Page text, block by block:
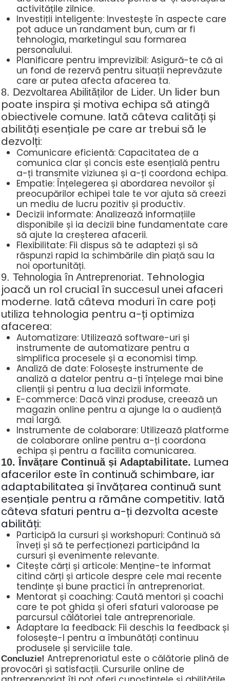
activitățile zilnice.
Investiții inteligente: Investește în aspecte care
pot aduce un randament bun, cum ar fi
tehnologia, marketingul sau formarea
personalului.
Planificare pentru imprevizibil: Asigură-te că ai
un fond de rezervă pentru situații neprevăzute
care ar putea afecta afacerea ta.
8. Dezvoltarea Abilităților de Lider. Un lider bun
poate inspira și motiva echipa să atingă
obiectivele comune. Iată câteva calități și
abilități esențiale pe care ar trebui să le
dezvolți:
Comunicare eficientă: Capacitatea de a
comunica clar și concis este esențială pentru
a-ți transmite viziunea și a-ți coordona echipa.
Empatie: Înțelegerea și abordarea nevoilor și
preocupărilor echipei tale te vor ajuta să creezi
un mediu de lucru pozitiv și productiv.
Decizii informate: Analizează informațiile
disponibile și ia decizii bine fundamentate care
să ajute la creșterea afacerii.
Flexibilitate: Fii dispus să te adaptezi și să
răspunzi rapid la schimbările din piață sau la
noi oportunități.
9. Tehnologia în Antreprenoriat. Tehnologia
joacă un rol crucial în succesul unei afaceri
moderne. Iată câteva moduri în care poți
utiliza tehnologia pentru a-ți optimiza
afacerea:
Automatizare: Utilizează software-uri și
instrumente de automatizare pentru a
simplifica procesele și a economisi timp.
Analiză de date: Folosește instrumente de
analiză a datelor pentru a-ți înțelege mai bine
clienții și pentru a lua decizii informate.
E-commerce: Dacă vinzi produse, creează un
magazin online pentru a ajunge la o audiență
mai largă.
Instrumente de colaborare: Utilizează platforme
de colaborare online pentru a-ți coordona
echipa și pentru a facilita comunicarea.
10. Învățare Continuă și Adaptabilitate. Lumea
afacerilor este în continuă schimbare, iar
adaptabilitatea și învățarea continuă sunt
esențiale pentru a rămâne competitiv. Iată
câteva sfaturi pentru a-ți dezvolta aceste
abilități:
Participă la cursuri și workshopuri: Continuă să
înveți și să te perfecționezi participând la
cursuri și evenimente relevante.
Citește cărți și articole: Menține-te informat
citind cărți și articole despre cele mai recente
tendințe și bune practici în antreprenoriat.
Mentorat și coaching: Caută mentori și coachi
care te pot ghida și oferi sfaturi valoroase pe
parcursul călătoriei tale antreprenoriale.
Adaptare la feedback: Fii deschis la feedback și
folosește-l pentru a îmbunătăți continuu
produsele și serviciile tale.
Concluzie! Antreprenoriatul este o călătorie plină de
provocări și satisfacții. Cursurile online de